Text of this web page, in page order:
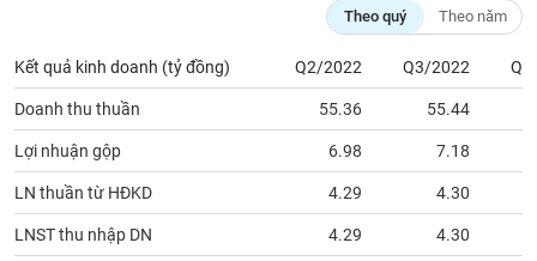
Theo quý Theo năm
Kết quả kinh doanh (tỷ đồng) Q2/2022 Q3/2022
Doanh thu thuần 55.36 55.44
Lợi nhuận gộp 6.98 7.18
LN thuần từ HĐKD 4.29 4.30
LNST thu nhập DN 4.29 4.30
cáo
phân
tích
(-)